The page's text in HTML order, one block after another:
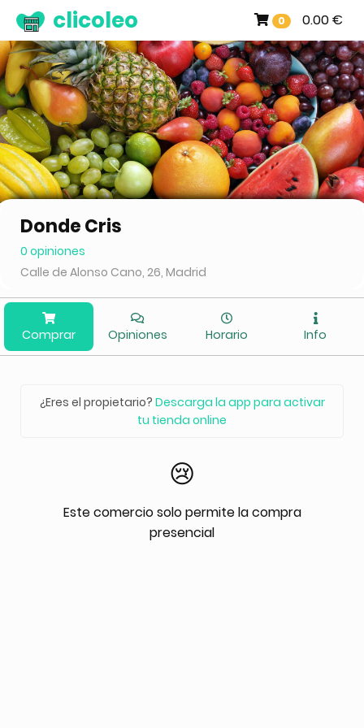
0 0.00 €
clicoleo
Donde Cris
0 opiniones
Calle de Alonso Cano, 26, Madrid
Comprar Opiniones Horario Info
¿Eres el propietario? Descarga la app para activar
tu tienda online
😢
Este comercio solo permite la compra
presencial